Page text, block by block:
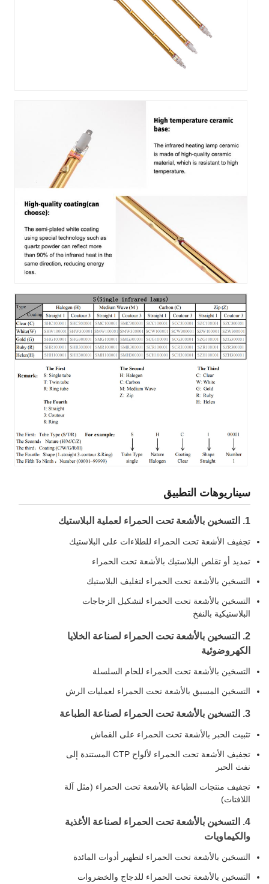
سيناريوهات التطبيق
1. التسخين بالأشعة تحت الحمراء لعملية البلاستيك
تجفيف الأشعة تحت الحمراء للطلاءات على البلاستيك
تمديد أو تقلص البلاستيك بالأشعة تحت الحمراء
التسخين بالأشعة تحت الحمراء لتغليف البلاستيك
التسخين بالأشعة تحت الحمراء لتشكيل الزجاجات
البلاستيكية بالنفخ
2. التسخين بالأشعة تحت الحمراء لصناعة الخلايا
الكهروضوئية
التسخين بالأشعة تحت الحمراء للحام السلسلة
التسخين المسبق بالأشعة تحت الحمراء لعمليات الرش
3. التسخين بالأشعة تحت الحمراء لصناعة الطباعة
تثبيت الحبر بالأشعة تحت الحمراء على القماش
تجفيف الأشعة تحت الحمراء لألواح CTP المستندة إلى
نفث الحبر
تجفيف منتجات الطباعة بالأشعة تحت الحمراء (مثل آلة
اللافتات)
4. التسخين بالأشعة تحت الحمراء لصناعة الأغذية
والكيماويات
التسخين بالأشعة تحت الحمراء لتطهير أدوات المائدة
التسخين بالأشعة تحت الحمراء للدجاج والخضروات